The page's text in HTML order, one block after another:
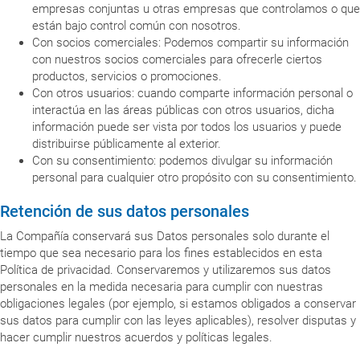
empresas conjuntas u otras empresas que controlamos o que
están bajo control común con nosotros.
Con socios comerciales: Podemos compartir su información
con nuestros socios comerciales para ofrecerle ciertos
productos, servicios o promociones.
Con otros usuarios: cuando comparte información personal o
interactúa en las áreas públicas con otros usuarios, dicha
información puede ser vista por todos los usuarios y puede
distribuirse públicamente al exterior.
Con su consentimiento: podemos divulgar su información
personal para cualquier otro propósito con su consentimiento.
Retención de sus datos personales
La Compañía conservará sus Datos personales solo durante el
tiempo que sea necesario para los fines establecidos en esta
Política de privacidad. Conservaremos y utilizaremos sus datos
personales en la medida necesaria para cumplir con nuestras
obligaciones legales (por ejemplo, si estamos obligados a conservar
sus datos para cumplir con las leyes aplicables), resolver disputas y
hacer cumplir nuestros acuerdos y políticas legales.